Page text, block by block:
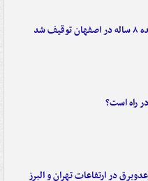
شد
راه است؟
در ارتفاعات تهران و البرز